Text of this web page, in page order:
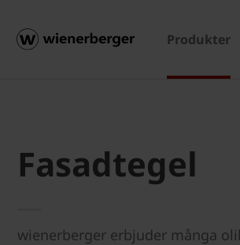
Produkter
Fasadtegel
wienerberger erbjuder många